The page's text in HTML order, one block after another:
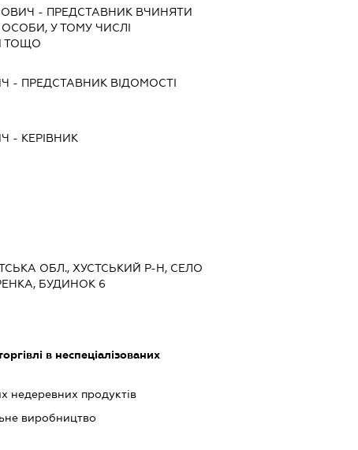
- ПРЕДСТАВНИК ВЧИНЯТИ
ОСОБИ, У ТОМУ ЧИСЛІ
ТОЩО
- ПРЕДСТАВНИК ВІДОМОСТІ
- КЕРІВНИК
ОБЛ., ХУСТСЬКИЙ Р-Н, СЕЛО
БУДИНОК 6
в неспеціалізованих
недеревних продуктів
виробництво